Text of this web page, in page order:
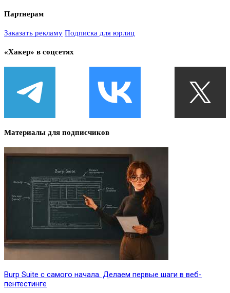
Партнерам
Заказать рекламу Подписка для юрлиц
«Хакер» в соцсетях
Материалы для подписчиков
Burp Suite с самого начала. Делаем первые шаги в веб-
пентестинге